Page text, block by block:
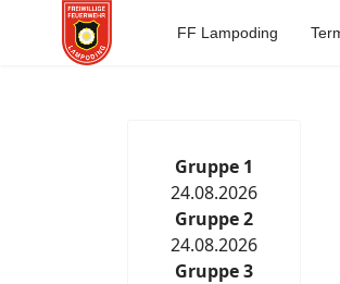
FF Lampoding
Gruppe 1
24.08.2026
Gruppe 2
24.08.2026
Gruppe 3